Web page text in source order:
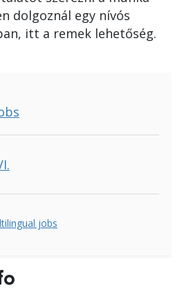
dolgoznál egy nívós
itt a remek lehetőség.
jobs